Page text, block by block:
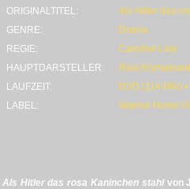
ORIGINALTITEL:
Als Hitler das
GENRE:
Drama
REGIE:
Caroline Link
HAUPTDARSTELLER:
Riva
LAUFZEIT:
DVD (114 Min)
LABEL:
Warner Home
Als Hitler das rosa Kaninchen stahlvon